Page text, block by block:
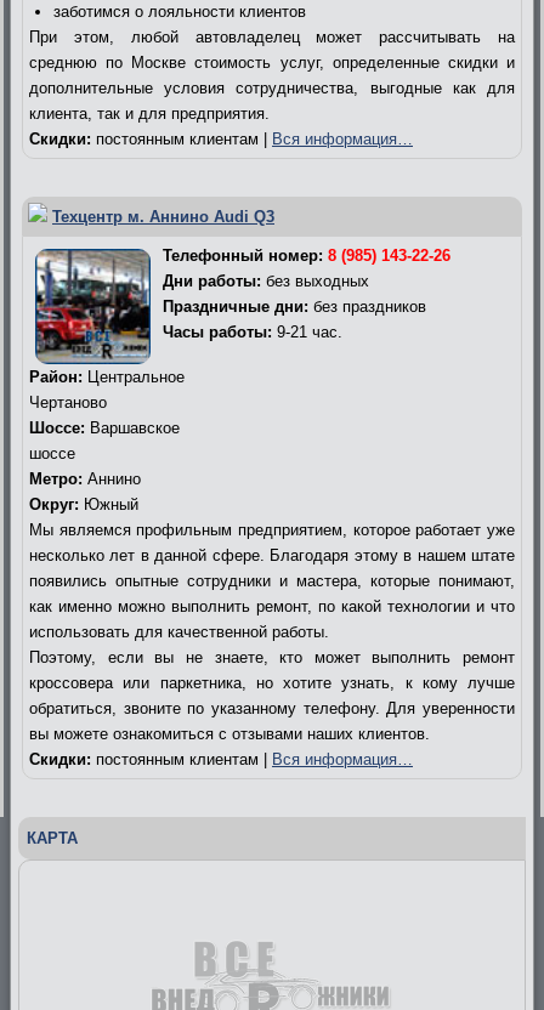
заботимся о лояльности клиентов
При этом, любой автовладелец может рассчитывать на
среднюю по Москве стоимость услуг, определенные скидки и
дополнительные условия сотрудничества, выгодные как для
клиента, так и для предприятия.
Скидки: постоянным клиентам | Вся информация…
Техцентр м. Аннино Audi Q3
Телефонный номер: 8 (985) 143-22-26
Дни работы: без выходных
Праздничные дни: без праздников
Часы работы: 9-21 час.
Район: Центральное
Чертаново
Шоссе: Варшавское
шоссе
Метро: Аннино
Округ: Южный
Мы являемся профильным предприятием, которое работает уже
несколько лет в данной сфере. Благодаря этому в нашем штате
появились опытные сотрудники и мастера, которые понимают,
как именно можно выполнить ремонт, по какой технологии и что
использовать для качественной работы.
Поэтому, если вы не знаете, кто может выполнить ремонт
кроссовера или паркетника, но хотите узнать, к кому лучше
обратиться, звоните по указанному телефону. Для уверенности
вы можете ознакомиться с отзывами наших клиентов.
Скидки: постоянным клиентам | Вся информация…
КАРТА